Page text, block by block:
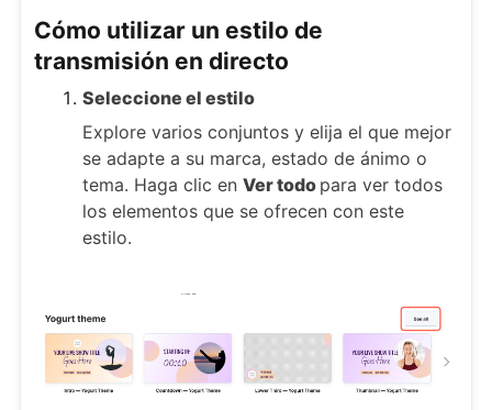
Cómo utilizar un estilo de
transmisión en directo
Seleccione el estilo
Explore varios conjuntos y elija el que mejor
se adapte a su marca, estado de ánimo o
tema. Haga clic en Ver todo para ver todos
los elementos que se ofrecen con este
estilo.